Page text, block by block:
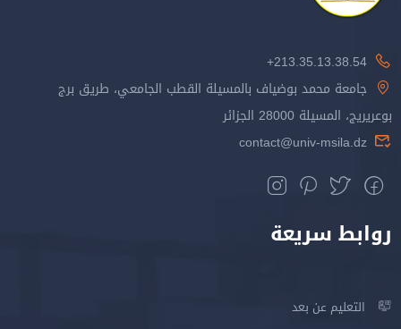
213.35.13.38.54+
جامعة محمد بوضياف بالمسيلة القطب الجامعي، طريق برج
بوعريريج، المسيلة 28000 الجزائر
contact@univ-msila.dz
روابط سريعة
التعليم عن بعد